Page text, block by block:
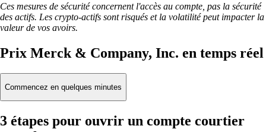
Ces mesures de sécurité concernent l'accès au compte, pas la sécurité
des actifs. Les crypto-actifs sont risqués et la volatilité peut impacter la
valeur de vos avoirs.
Prix Merck & Company, Inc. en temps réel
Commencez en quelques minutes
3 étapes pour ouvrir un compte courtier